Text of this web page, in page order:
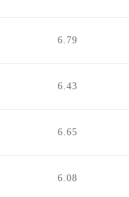
6.79
6.43
6.65
6.08